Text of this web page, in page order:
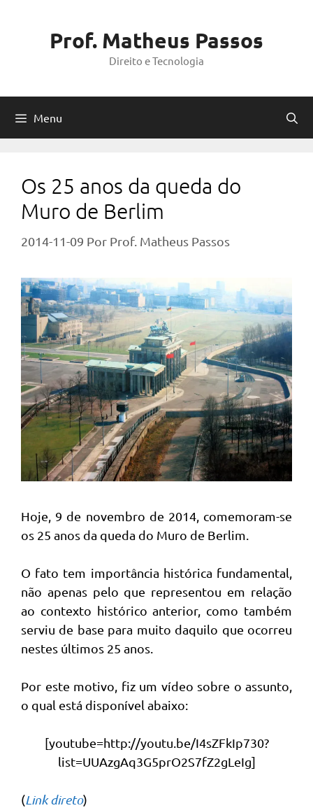
Prof. Matheus Passos
Direito e Tecnologia
Menu
Os 25 anos da queda do
Muro de Berlim
2014-11-09 Por Prof. Matheus Passos
Hoje, 9 de novembro de 2014, comemoram-se
os 25 anos da queda do Muro de Berlim.
O fato tem importância histórica fundamental,
não apenas pelo que representou em relação
ao contexto histórico anterior, como também
serviu de base para muito daquilo que ocorreu
nestes últimos 25 anos.
Por este motivo, fiz um vídeo sobre o assunto,
o qual está disponível abaixo:
[youtube=http://youtu.be/I4sZFkIp730?
list=UUAzgAq3G5prO2S7fZ2gLeIg]
(Link direto)